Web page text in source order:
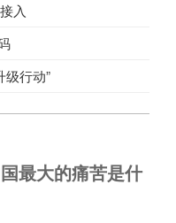
入
级行动”
最大的痛苦是什